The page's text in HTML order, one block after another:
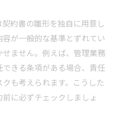
約書の雛形を独自に用意し
が一般的な基準とずれてい
ません。例えば、管理業務
きる条項がある場合、責任
も考えられます。こうした
に必ずチェックしましょ